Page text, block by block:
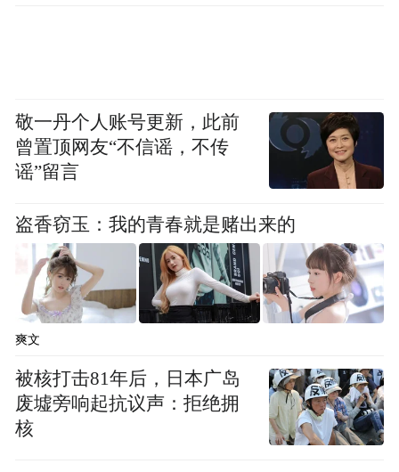
柜。
设博鳌年会服务窗口 支行负责人24小时接听
客户电话，为了提高年会期间的自助设备、
POS机具保障水平，农业银行琼海支行成应
急保障小分队进行全天候巡查，确保各类设
备正常运转。“我们成立了专项服务小组，保
障年会金融服务。”吴毓森介绍说，为了满足
敬一丹个人账号更新，此前
曾置顶网友“不信谣，不传
谣”留言
盗香窃玉：我的青春就是赌出来的
爽文
被核打击81年后，日本广岛
废墟旁响起抗议声：拒绝拥
核